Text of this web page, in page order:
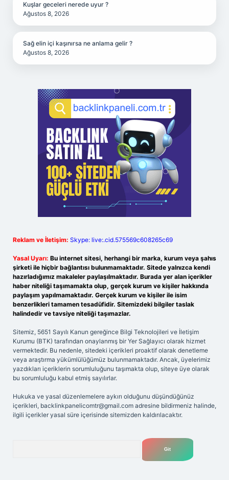
Kuşlar geceleri nerede uyur ?
Ağustos 8, 2026
Sağ elin içi kaşınırsa ne anlama gelir ?
Ağustos 8, 2026
Reklam ve İletişim: Skype: live:.cid.575569c608265c69
Yasal Uyarı: Bu internet sitesi, herhangi bir marka, kurum veya şahıs
şirketi ile hiçbir bağlantısı bulunmamaktadır. Sitede yalnızca kendi
hazırladığımız makaleler paylaşılmaktadır. Burada yer alan içerikler
haber niteliği taşımamakta olup, gerçek kurum ve kişiler hakkında
paylaşım yapılmamaktadır. Gerçek kurum ve kişiler ile isim
benzerlikleri tamamen tesadüfidir. Sitemizdeki bilgiler taslak
halindedir ve tavsiye niteliği taşımazlar.
Sitemiz, 5651 Sayılı Kanun gereğince Bilgi Teknolojileri ve İletişim
Kurumu (BTK) tarafından onaylanmış bir Yer Sağlayıcı olarak hizmet
vermektedir. Bu nedenle, sitedeki içerikleri proaktif olarak denetleme
veya araştırma yükümlülüğümüz bulunmamaktadır. Ancak, üyelerimiz
yazdıkları içeriklerin sorumluluğunu taşımakta olup, siteye üye olarak
bu sorumluluğu kabul etmiş sayılırlar.
Hukuka ve yasal düzenlemelere aykırı olduğunu düşündüğünüz
içerikleri, backlinkpanelicomtr@gmail.com adresine bildirmeniz halinde,
ilgili içerikler yasal süre içerisinde sitemizden kaldırılacaktır.